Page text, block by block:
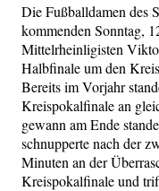
Die Fußballdamen des
kommenden Sonntag,
Mittelrheinligisten
Halbfinale um den
Bereits im Vorjahr
Kreispokalfinale an
gewann am Ende
schnupperte nach der
Minuten an der
Kreispokalfinale und